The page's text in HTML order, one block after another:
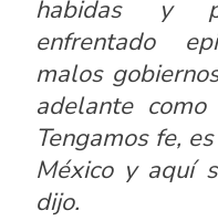
habidas y
enfrentado
malos
adelante
Tengamos fe,
México y aquí
dijo.